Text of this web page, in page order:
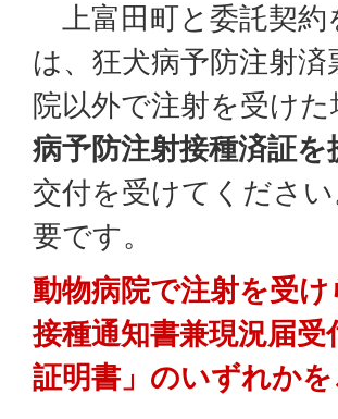
上富田町と委託契約
は、狂犬病予防注射
院以外で注射を受け
病予防注射接種済証を
交付を受けてくださ
要です。
動物病院で注射を受
接種通知書兼現況届
証明書」のいずれか